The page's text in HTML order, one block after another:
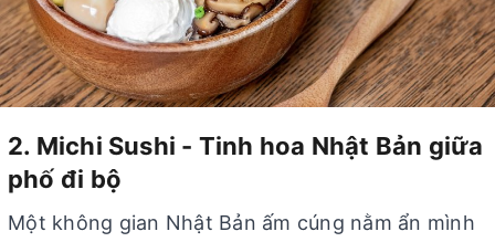
2. Michi Sushi - Tinh hoa Nhật Bản giữa
phố đi bộ
Một không gian Nhật Bản ấm cúng nằm ẩn mình